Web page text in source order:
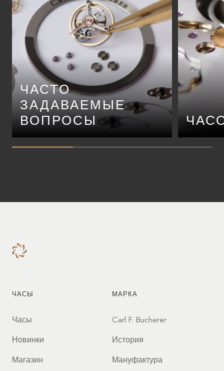
ЧАСТО
ЗАДАВАЕМЫЕ
ВОПРОСЫ
ЧАСЫ
Часы
Новинки
Магазин
МАРКА
Carl F. Bucherer
История
Мануфактура